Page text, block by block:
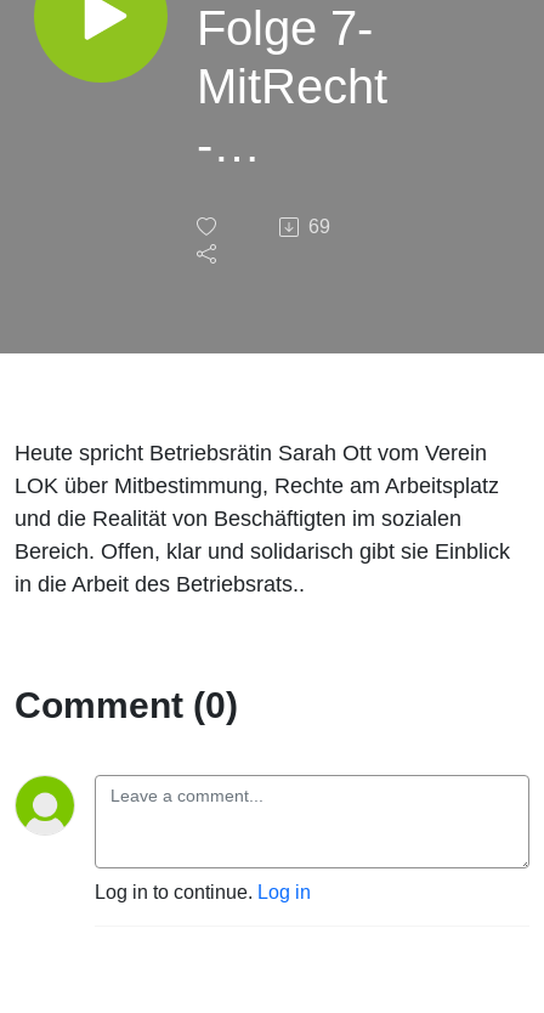
Folge 7-
MitRecht
-
aus dem
69
Heute spricht Betriebsrätin Sarah Ott vom Verein
LOK über Mitbestimmung, Rechte am Arbeitsplatz
und die Realität von Beschäftigten im sozialen
Bereich. Offen, klar und solidarisch gibt sie Einblick
in die Arbeit des Betriebsrats..
Comment (0)
Log in to continue. Log in